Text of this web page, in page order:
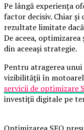
Pe lângă experiența
factor decisiv. Chiar și
rezultate limitate
De aceea,
din aceeași strategie.
Pentru atragerea
vizibilității în
servicii de optimizare
investiții digitale pe